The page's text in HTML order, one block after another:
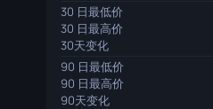
30 日最低价
30 日最高价
30天变化
90 日最低价
90 日最高价
90天变化